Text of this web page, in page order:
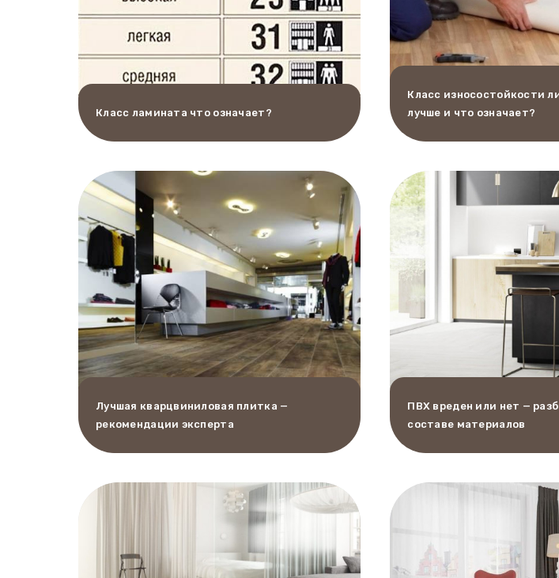
Класс ламината что означает?
Класс износостойкости
лучше и что означает?
Лучшая кварцвиниловая плитка —
рекомендации эксперта
ПВХ вреден или нет —
составе материалов